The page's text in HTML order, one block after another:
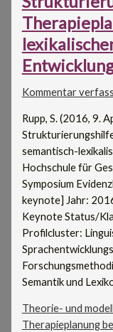
Kommentar
Rupp, S. (2016, 9.
semantisch-
Hochschule für
Symposium
keynote] Jahr:
Keynote Status/
Profilcluster:
Semantik und
Theorie- und
Therapieplanung